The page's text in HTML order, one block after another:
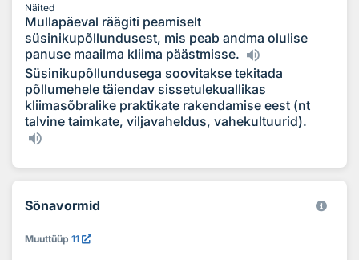
Näited
Mullapäeval räägiti peamiselt
süsinikupõllundusest, mis peab andma olulise
panuse maailma kliima päästmisse.
Süsinikupõllundusega soovitakse tekitada
põllumehele täiendav sissetulekuallikas
kliimasõbralike praktikate rakendamise eest (nt
talvine taimkate, viljavaheldus, vahekultuurid).
Sõnavormid
Muuttüüp 11